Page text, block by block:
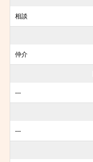
相談
仲介
---
---